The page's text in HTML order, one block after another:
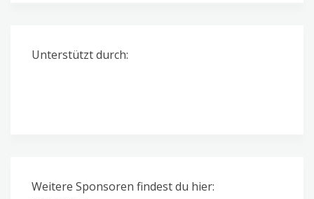
Unterstützt durch:
Weitere Sponsoren findest du hier: